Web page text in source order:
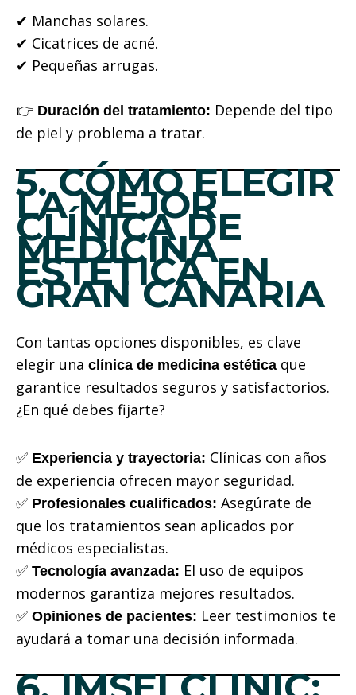
✔ Manchas solares.
✔ Cicatrices de acné.
✔ Pequeñas arrugas.
👉 Duración del tratamiento: Depende del tipo
de piel y problema a tratar.
5. CÓMO ELEGIR
LA MEJOR
CLÍNICA DE
MEDICINA
ESTÉTICA EN
GRAN CANARIA
Con tantas opciones disponibles, es clave
elegir una clínica de medicina estética que
garantice resultados seguros y satisfactorios.
¿En qué debes fijarte?
✅ Experiencia y trayectoria: Clínicas con años
de experiencia ofrecen mayor seguridad.
✅ Profesionales cualificados: Asegúrate de
que los tratamientos sean aplicados por
médicos especialistas.
✅ Tecnología avanzada: El uso de equipos
modernos garantiza mejores resultados.
✅ Opiniones de pacientes: Leer testimonios te
ayudará a tomar una decisión informada.